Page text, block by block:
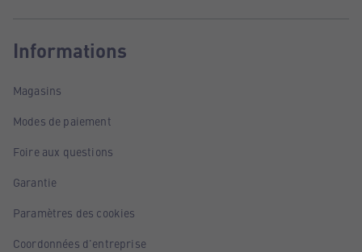
Informations
Magasins
Modes de paiement
Foire aux questions
Garantie
Paramètres des cookies
Coordonnées d'entreprise